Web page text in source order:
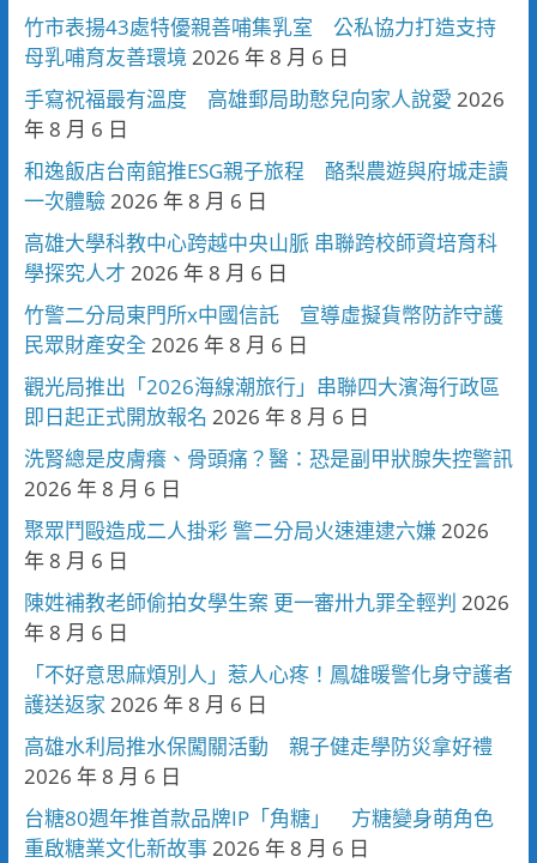
竹市表揚43處特優親善哺集乳室 公私協力打造支持
母乳哺育友善環境 2026 年 8 月 6 日
手寫祝福最有溫度 高雄郵局助憨兒向家人說愛 2026
年 8 月 6 日
和逸飯店台南館推ESG親子旅程 酪梨農遊與府城走讀
一次體驗 2026 年 8 月 6 日
高雄大學科教中心跨越中央山脈 串聯跨校師資培育科
學探究人才 2026 年 8 月 6 日
竹警二分局東門所x中國信託 宣導虛擬貨幣防詐守護
民眾財產安全 2026 年 8 月 6 日
觀光局推出「2026海線潮旅行」串聯四大濱海行政區
即日起正式開放報名 2026 年 8 月 6 日
洗腎總是皮膚癢、骨頭痛？醫：恐是副甲狀腺失控警訊
2026 年 8 月 6 日
聚眾鬥毆造成二人掛彩 警二分局火速連逮六嫌 2026
年 8 月 6 日
陳姓補教老師偷拍女學生案 更一審卅九罪全輕判 2026
年 8 月 6 日
「不好意思麻煩別人」惹人心疼！鳳雄暖警化身守護者
護送返家 2026 年 8 月 6 日
高雄水利局推水保闖關活動 親子健走學防災拿好禮
2026 年 8 月 6 日
台糖80週年推首款品牌IP「角糖」 方糖變身萌角色
重啟糖業文化新故事 2026 年 8 月 6 日